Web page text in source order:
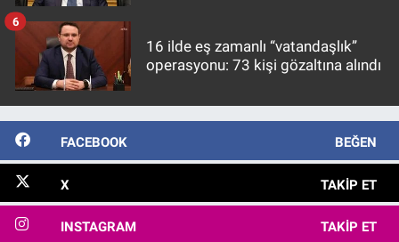
16 ilde eş zamanlı “vatandaşlık”
operasyonu: 73 kişi gözaltına alındı
6
FACEBOOK BEĞEN
X TAKIP ET
INSTAGRAM TAKIP ET